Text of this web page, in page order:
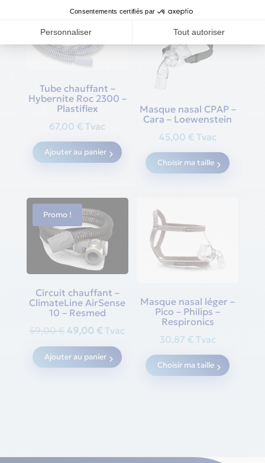
Tube chauffant –
Hybernite Roc 2300 –
Plastiflex
67,00€ Tvac
Ajouter au panier
Masque nasal CPAP –
Cara – Loewenstein
45,00 € Tvac
Choisir ma taille
on
Promo !
Circuit chauffant –
ClimateLine AirSense
10 – Resmed
59,00€ Original
price
was:
49,00€Current
price
is:
Tvac
Ajouter au panier
Masque nasal léger –
Pico – Philips –
Respironics
30,87 € Tvac
Choisir ma taille